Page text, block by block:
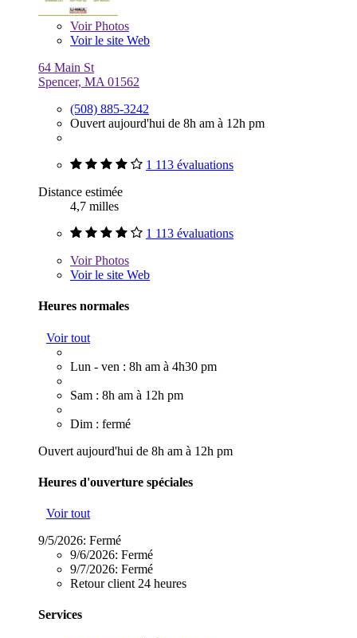
VoirPhotos
Voir le site Web
64 Main St
Spencer, MA 01562
(508) 885-3242
Ouvert aujourd'hui de 8h am à 12h pm
1 113 évaluations
Distance estimée
4,7 milles
1 113 évaluations
VoirPhotos
Voir le site Web
Heures normales
Voir tout
Lun - ven : 8h am à 4h30 pm
Sam : 8h am à 12h pm
Dim : fermé
Ouvert aujourd'hui de 8h am à 12h pm
Heures d'ouverture spéciales
Voir tout
9/5/2026: Fermé
9/6/2026: Fermé
9/7/2026: Fermé
Retour client 24 heures
Services